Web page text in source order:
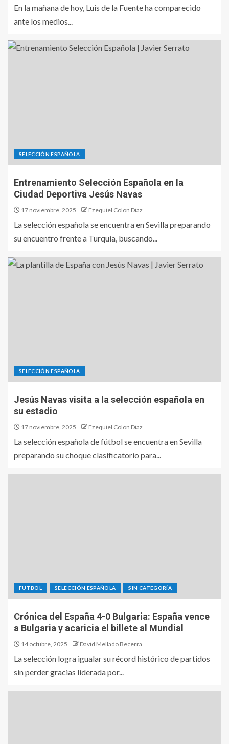
En la mañana de hoy, Luis de la Fuente ha comparecido
ante los medios...
SELECCIÓN ESPAÑOLA
Entrenamiento Selección Española en la
Ciudad Deportiva Jesús Navas
17 noviembre, 2025 Ezequiel Colon Diaz
La selección española se encuentra en Sevilla preparando
su encuentro frente a Turquía, buscando...
SELECCIÓN ESPAÑOLA
Jesús Navas visita a la selección española en
su estadio
17 noviembre, 2025 Ezequiel Colon Diaz
La selección española de fútbol se encuentra en Sevilla
preparando su choque clasificatorio para...
FUTBOL SELECCIÓN ESPAÑOLA SIN CATEGORÍA
Crónica del España 4-0 Bulgaria: España vence
a Bulgaria y acaricia el billete al Mundial
14 octubre, 2025 David Mellado Becerra
La selección logra igualar su récord histórico de partidos
sin perder gracias liderada por...